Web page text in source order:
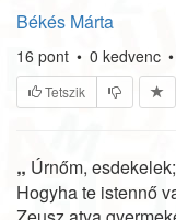
Békés Márta
16 pont • 0 kedvenc •
Tetszik
„ Úrnőm,
Hogyha te istennő